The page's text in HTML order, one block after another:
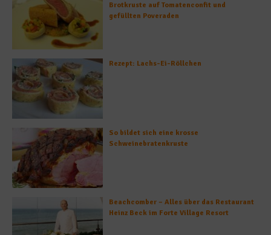
Brotkruste auf Tomatenconfit und
gefüllten Poveraden
Rezept: Lachs-Ei-Röllchen
So bildet sich eine krosse
Schweinebratenkruste
Beachcomber – Alles über das Restaurant
Heinz Beck im Forte Village Resort